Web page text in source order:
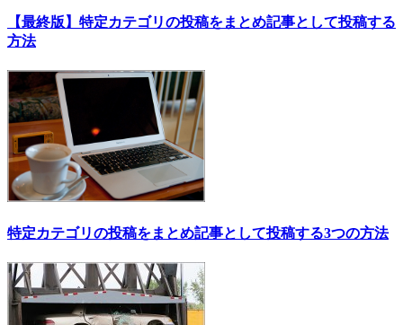
【最終版】特定カテゴリの投稿をまとめ記事として投稿する
方法
特定カテゴリの投稿をまとめ記事として投稿する3つの方法